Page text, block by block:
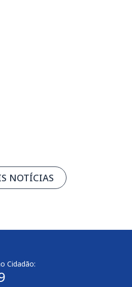
NOTÍCIAS
Cidadão: